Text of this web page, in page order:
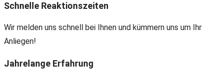
Schnelle Reaktionszeiten
Wir melden uns schnell bei Ihnen und kümmern uns um Ihr
Anliegen!
Jahrelange Erfahrung